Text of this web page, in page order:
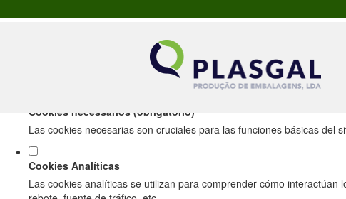
Establezca sus preferencias de cookies para
Este sitio web utiliza cookies analíticas y funcionales estrictamente
política de privacidad y cookies.
Cookies necessários (obrigatório)
Las cookies necesarias son cruciales para las funciones básicas del
Cookies Analíticas
Las cookies analíticas se utilizan para comprender cómo